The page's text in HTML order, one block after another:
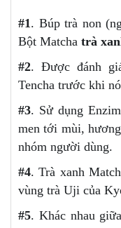
#1 . Búp trà non
Bột Matcha trà
#2. Được đánh
Tencha trước khi
#3. Sử dụng
men tới mùi,
nhóm người dùng.
#4. Trà xanh
vùng trà Uji của
#5. Khác nhau